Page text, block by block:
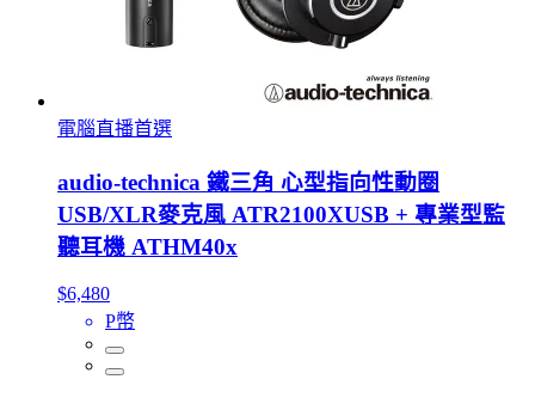
電腦直播首選
audio-technica 鐵三角 心型指向性動圈
USB/XLR麥克風 ATR2100XUSB + 專業型監
聽耳機 ATHM40x
$6,480
P幣